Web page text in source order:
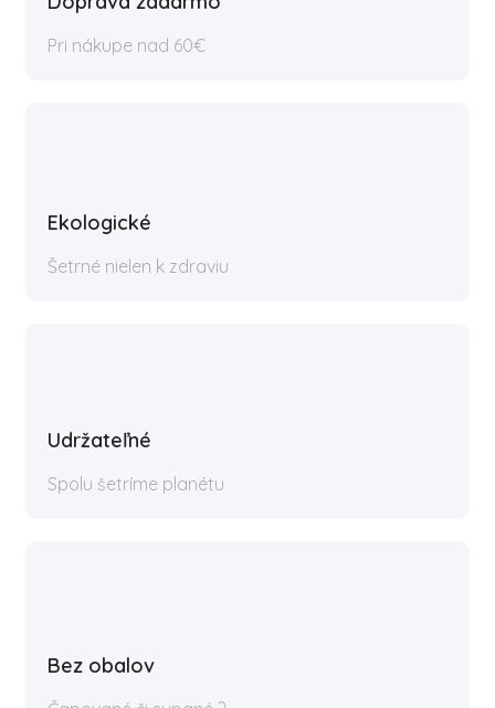
Pri nákupe nad 60€
Ekologické
Šetrné nielen k zdraviu
Udržateľné
Spolu šetríme planétu
Bez obalov